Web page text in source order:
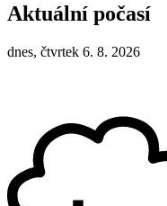
Aktuální počasí
dnes, čtvrtek 6. 8. 2026